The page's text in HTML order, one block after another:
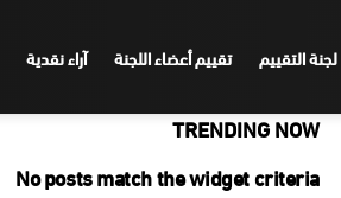
التقييم تقييم أعضاء اللجنة آراء نقدية
TRENDING NOW
No posts match the widget criteria